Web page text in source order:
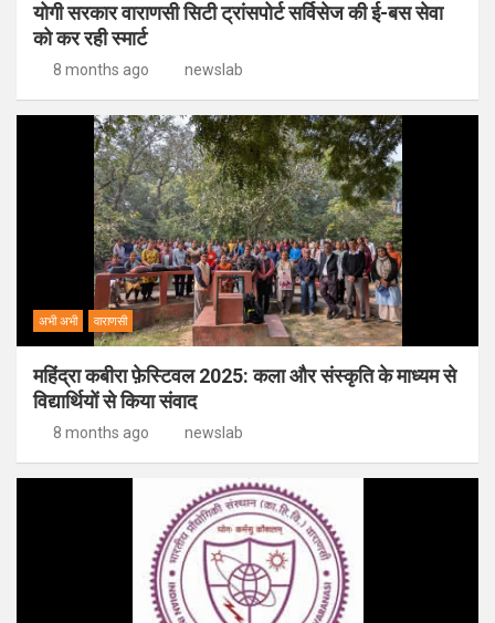
योगी सरकार वाराणसी सिटी ट्रांसपोर्ट सर्विसेज की ई-बस सेवा
को कर रही स्मार्ट
8 months ago newslab
अभी अभी वाराणसी
महिंद्रा कबीरा फ़ेस्टिवल 2025: कला और संस्कृति के माध्यम से
विद्यार्थियों से किया संवाद
8 months ago newslab